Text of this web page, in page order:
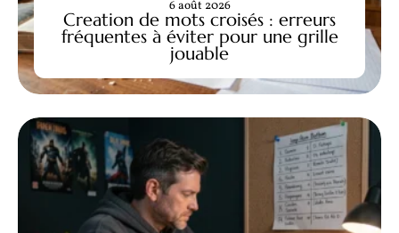
Creation de mots croisés : erreurs
fréquentes à éviter pour une grille
jouable
6 août 2026